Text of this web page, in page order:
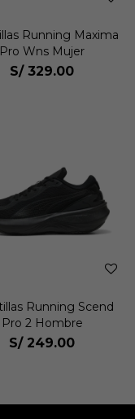
Running Maxima
Pro Wns Mujer
S/ 329.00
Running Scend
Pro 2 Hombre
S/ 249.00